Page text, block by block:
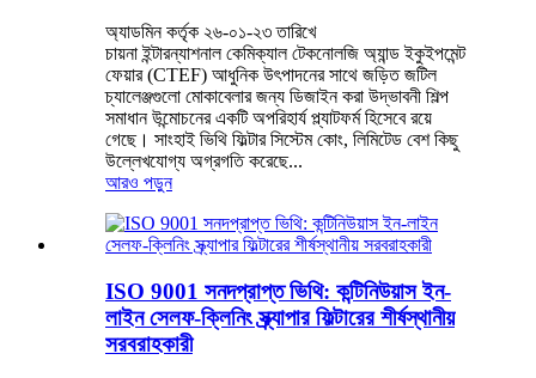
অ্যাডমিন কর্তৃক ২৬-০১-২৩ তারিখে
চায়না ইন্টারন্যাশনাল কেমিক্যাল টেকনোলজি অ্যান্ড ইকুইপমেন্ট
ফেয়ার (CTEF) আধুনিক উৎপাদনের সাথে জড়িত জটিল
চ্যালেঞ্জগুলো মোকাবেলার জন্য ডিজাইন করা উদ্ভাবনী শিল্প
সমাধান উন্মোচনের একটি অপরিহার্য প্ল্যাটফর্ম হিসেবে রয়ে
গেছে। সাংহাই ভিথি ফিল্টার সিস্টেম কোং, লিমিটেড বেশ কিছু
উল্লেখযোগ্য অগ্রগতি করেছে...
আরও পড়ুন
ISO 9001 সনদপ্রাপ্ত ভিথি: কন্টিনিউয়াস ইন-
লাইন সেলফ-ক্লিনিং স্ক্র্যাপার ফিল্টারের শীর্ষস্থানীয়
সরবরাহকারী